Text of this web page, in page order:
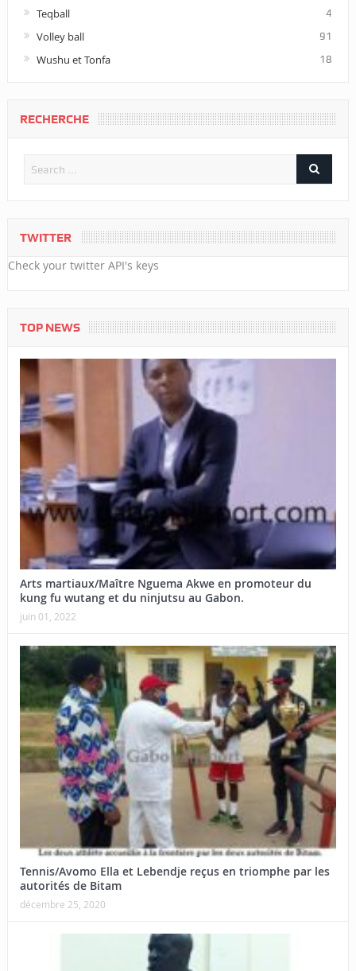
Teqball 4
Volley ball 91
Wushu et Tonfa 18
RECHERCHE
TWITTER
Check your twitter API's keys
TOP NEWS
Arts martiaux/Maître Nguema Akwe en promoteur du
kung fu wutang et du ninjutsu au Gabon.
juin 01, 2022
Tennis/Avomo Ella et Lebendje reçus en triomphe par les
autorités de Bitam
décembre 25, 2020